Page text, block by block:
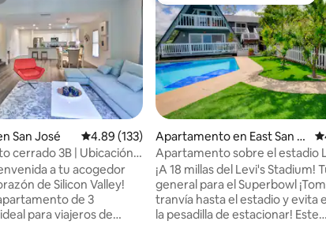
5, 173 reseñas
San José Calificación promedio: 4.89 de 5, 133 reseñas
4.89 (133)
cerrado 3B | Ubicación
| 217 Ji
a tu acogedor
de Silicon Valley!
de 3
para viajeros de
Apartamento en East San J
ose
Apartamento sobre el estadio
¡A 18 millas del Levi's Stadium!
general para el Superbowl
tranvía hasta el estadio y evita
la pesadilla de estacionar! Este